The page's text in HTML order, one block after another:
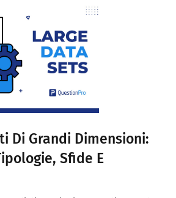
Di Grandi Dimensioni:
Sfide E